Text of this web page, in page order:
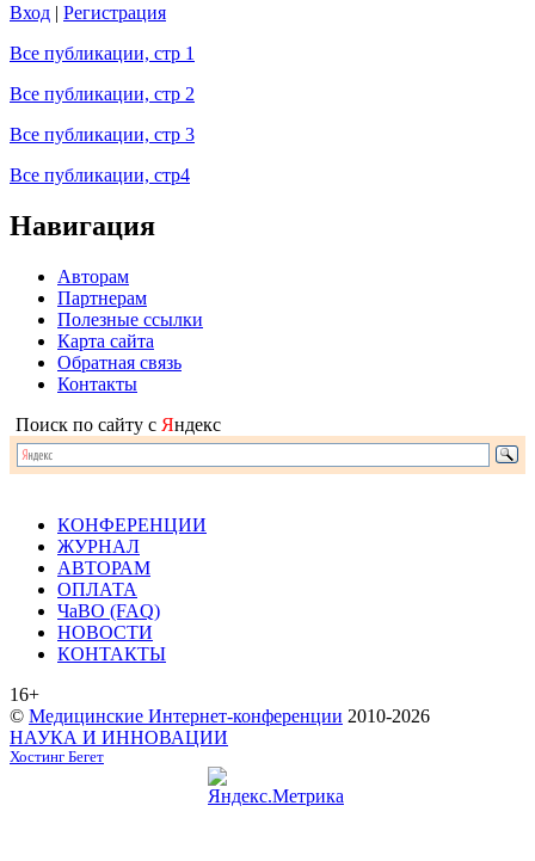
Вход | Регистрация
Все публикации, стр 1
Все публикации, стр 2
Все публикации, стр 3
Все публикации, стр4
Навигация
Авторам
Партнерам
Полезные ссылки
Карта сайта
Обратная связь
Контакты
Поиск по сайту с Яндекс
КОНФЕРЕНЦИИ
ЖУРНАЛ
АВТОРАМ
ОПЛАТА
ЧаВО (FAQ)
НОВОСТИ
КОНТАКТЫ
16+
© Медицинские Интернет-конференции 2010-2026
НАУКА И ИННОВАЦИИ
Хостинг Бегет